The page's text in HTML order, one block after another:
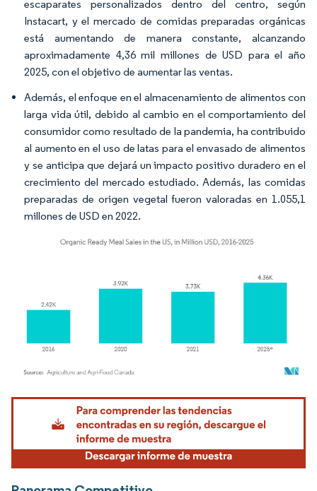
escaparates personalizados dentro del centro, según
Instacart, y el mercado de comidas preparadas orgánicas
está aumentando de manera constante, alcanzando
aproximadamente 4,36 mil millones de USD para el año
2025, con el objetivo de aumentar las ventas.
Además, el enfoque en el almacenamiento de alimentos con
larga vida útil, debido al cambio en el comportamiento del
consumidor como resultado de la pandemia, ha contribuido
al aumento en el uso de latas para el envasado de alimentos
y se anticipa que dejará un impacto positivo duradero en el
crecimiento del mercado estudiado. Además, las comidas
preparadas de origen vegetal fueron valoradas en 1.055,1
millones de USD en 2022.
Imagen © Mordor Intelligence. El uso requiere atribución según CC BY 4.0.